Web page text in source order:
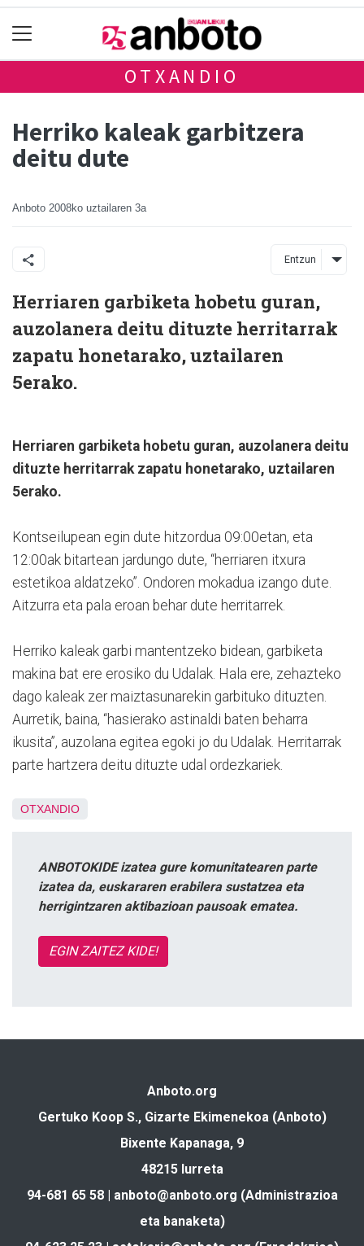
OTXANDIO
Herriko kaleak garbitzera
deitu dute
Anboto 2008ko uztailaren 3a
Entzun
Herriaren garbiketa hobetu guran,
auzolanera deitu dituzte herritarrak
zapatu honetarako, uztailaren
5erako.
Herriaren garbiketa hobetu guran, auzolanera deitu
dituzte herritarrak zapatu honetarako, uztailaren
5erako.
Kontseilupean egin dute hitzordua 09:00etan, eta
12:00ak bitartean jardungo dute, “herriaren itxura
estetikoa aldatzeko”. Ondoren mokadua izango dute.
Aitzurra eta pala eroan behar dute herritarrek.
Herriko kaleak garbi mantentzeko bidean, garbiketa
makina bat ere erosiko du Udalak. Hala ere, zehazteko
dago kaleak zer maiztasunarekin garbituko dituzten.
Aurretik, baina, “hasierako astinaldi baten beharra
ikusita”, auzolana egitea egoki jo du Udalak. Herritarrak
parte hartzera deitu dituzte udal ordezkariek.
OTXANDIO
ANBOTOKIDE izatea gure komunitatearen parte
izatea da, euskararen erabilera sustatzea eta
herrigintzaren aktibazioan pausoak ematea.
EGIN ZAITEZ KIDE!
Anboto.org
Gertuko Koop S., Gizarte Ekimenekoa (Anboto)
Bixente Kapanaga, 9
48215 Iurreta
94-681 65 58 | anboto@anboto.org (Administrazioa
eta banaketa)